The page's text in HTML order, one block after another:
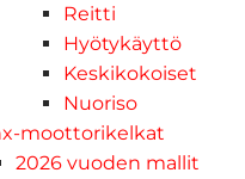
Reitti
Hyötykäyttö
Keskikokoiset
Nuoriso
moottorikelkat
2026 vuoden mallit